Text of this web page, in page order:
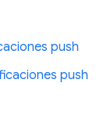
push
push